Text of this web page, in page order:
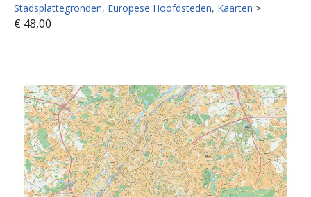
Stadsplattegronden Europese Hoofdsteden Kaarten >
€ 48,00